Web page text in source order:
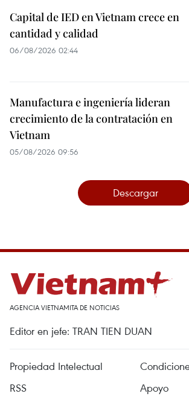
Capital de IED en Vietnam crece en
cantidad y calidad
06/08/2026 02:44
Manufactura e ingeniería lideran
crecimiento de la contratación en
Vietnam
05/08/2026 09:56
Descargar
AGENCIA VIETNAMITA DE NOTICIAS
Editor en jefe: TRAN TIEN DUAN
Propiedad Intelectual
RSS
Apoyo